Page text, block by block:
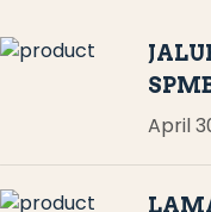
April